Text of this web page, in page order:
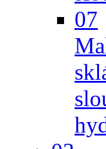
07